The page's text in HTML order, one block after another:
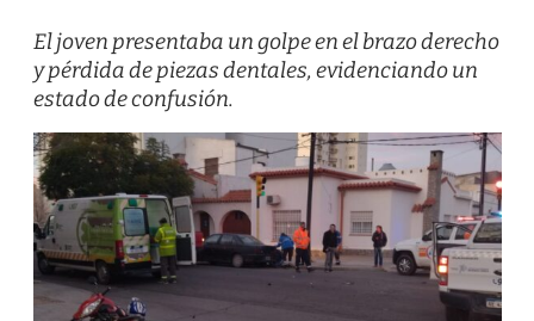
El joven presentaba un golpe en el brazo derecho
y pérdida de piezas dentales, evidenciando un
estado de confusión.